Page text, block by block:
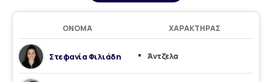
ΌΝΟΜΑ ΧΑΡΑΚΤΉΡΑΣ
Στεφανία Φιλιάδη Άντζελα